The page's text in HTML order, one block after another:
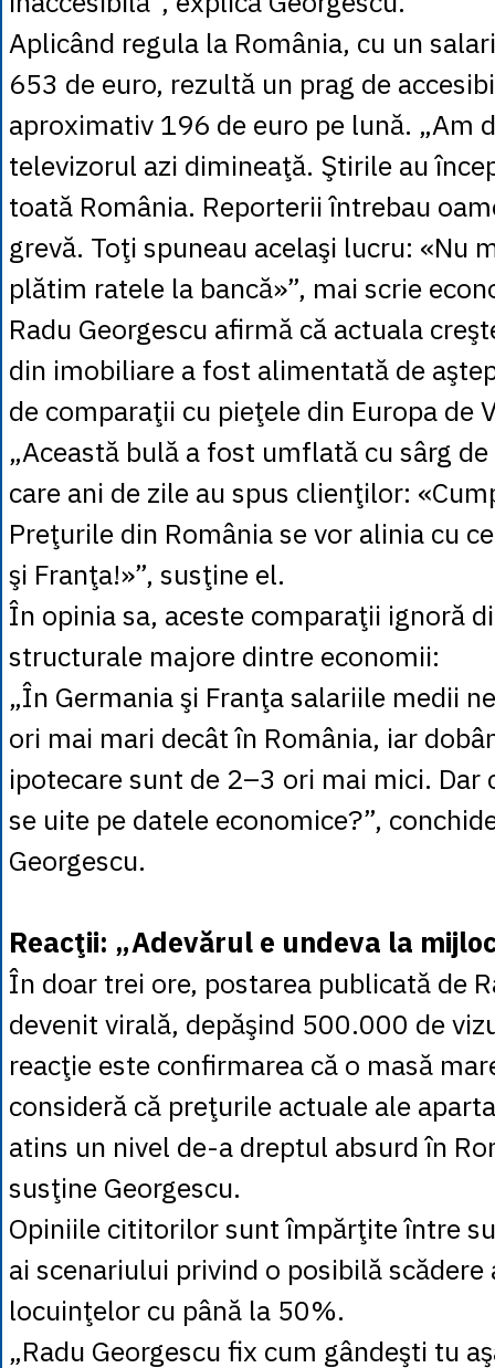
Aplicând regula la România, cu un
653 de euro, rezultă un prag de
aproximativ 196 de euro pe lună. „Am
televizorul azi dimineaţă. Ştirile au
toată România. Reporterii întrebau
grevă. Toţi spuneau acelaşi lucru: «Nu
plătim ratele la bancă»”, mai scrie
Radu Georgescu afirmă că actuala
din imobiliare a fost alimentată de
de comparaţii cu pieţele din Europa de
„Această bulă a fost umflată cu sârg
care ani de zile au spus clienţilor:
Preţurile din România se vor alinia cu
şi Franţa!»”, susţine el.
În opinia sa, aceste comparaţii ignoră
structurale majore dintre economii:
„În Germania şi Franţa salariile medii
ori mai mari decât în România, iar
ipotecare sunt de 2–3 ori mai mici. Dar
se uite pe datele economice?”,
Georgescu.
Reacţii: „Adevărul e undeva la
În doar trei ore, postarea publicată de
devenit virală, depăşind 500.000 de
reacţie este confirmarea că o masă
consideră că preţurile actuale ale
atins un nivel de-a dreptul absurd în
susţine Georgescu.
Opiniile cititorilor sunt împărţite între
ai scenariului privind o posibilă
locuinţelor cu până la 50%.
„Radu Georgescu fix cum gândeşti tu